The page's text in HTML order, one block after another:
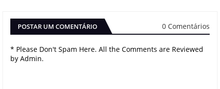
POSTAR UM COMENTÁRIO 0 Comentários
* Please Don't Spam Here. All the Comments are Reviewed
by Admin.